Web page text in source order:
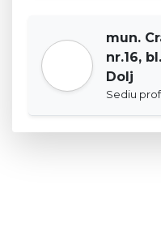
mun.
nr.16,
Dolj
Sediu